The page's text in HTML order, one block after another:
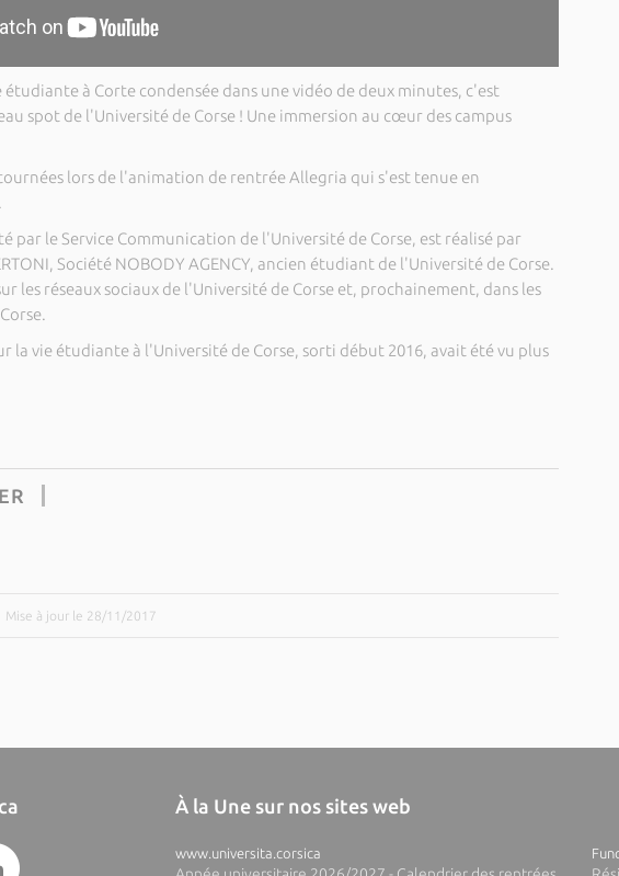
étudiante à Corte condensée dans une vidéo de deux minutes, c'est
spot de l'Université de Corse ! Une immersion au cœur des campus
lors de l'animation de rentrée Allegria qui s'est tenue en
par le Service Communication de l'Université de Corse, est réalisé par
Société NOBODY AGENCY, ancien étudiant de l'Université de Corse.
les réseaux sociaux de l'Université de Corse et, prochainement, dans les
la vie étudiante à l'Université de Corse, sorti début 2016, avait été vu plus
Mise à jour le 28/11/2017
À la Une sur nos sites web
www.universita.corsica